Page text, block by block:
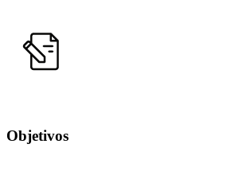
Objetivos